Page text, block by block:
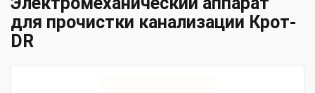
для прочистки канализации Крот-
DR